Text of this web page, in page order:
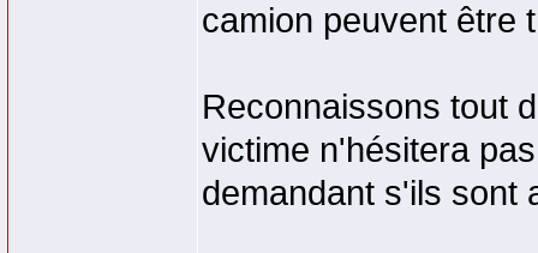
camion peuvent être
Reconnaissons tout
victime n'hésitera
demandant s'ils sont